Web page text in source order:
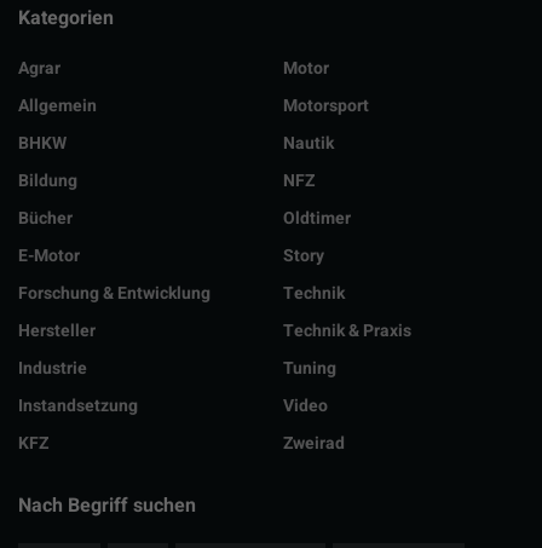
Kategorien
Agrar
Allgemein
BHKW
Bildung
Bücher
E-Motor
Forschung & Entwicklung
Hersteller
Industrie
Instandsetzung
KFZ
Motor
Motorsport
Nautik
NFZ
Oldtimer
Story
Technik
Technik & Praxis
Tuning
Video
Zweirad
Nach Begriff suchen